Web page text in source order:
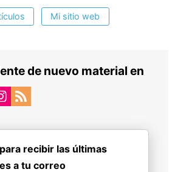
Mi sitio web
de nuevo material en
recibir las últimas
a tu correo